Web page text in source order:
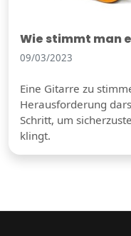
Wie stimmt man
09/03/2023
Eine Gitarre zu
Herausforderung
Schritt, um
klingt.